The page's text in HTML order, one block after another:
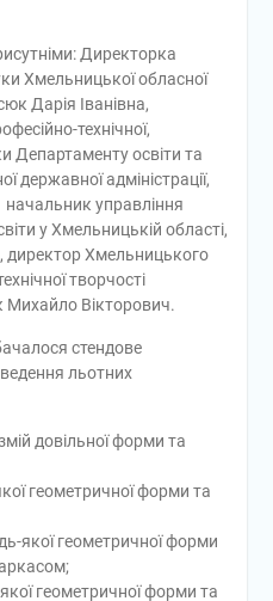
Директорка
Хмельницької обласної
Дарія Іванівна,
технічної,
Департаменту освіти та
державної адміністрації,
начальник управління
у Хмельницькій області,
директор Хмельницького
творчості
Михайло Вікторович.
стендове
льотних
довільної форми та
геометричної форми та
якої геометричної форми
геометричної форми та